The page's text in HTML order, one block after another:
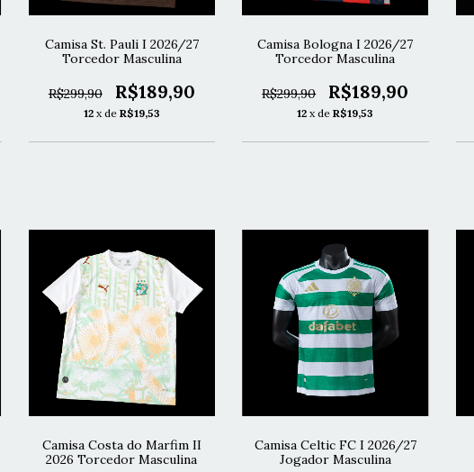
Camisa St. Pauli I 2026/27
Torcedor Masculina
R$299,90 R$189,90
12 x de R$19,53
Camisa Bologna I 2026/27
Torcedor Masculina
R$299,90 R$189,90
12 x deR$19,53
Camisa Costa do Marfim II
2026 Torcedor Masculina
Camisa Celtic FC I 2026/27
Jogador Masculina